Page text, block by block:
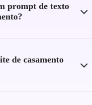
prompt de texto
de casamento